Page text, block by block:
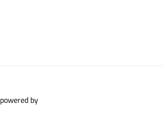
powered by